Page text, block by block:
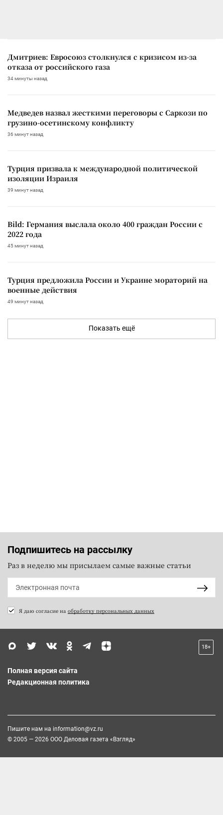
Дмитриев: Евросоюз столкнулся с кризисом из-за
отказа от российского газа
34 минуты назад
Медведев назвал жесткими переговоры с Саркози по
грузино-осетинскому конфликту
36 минут назад
Турция призвала к международной политической
изоляции Израиля
39 минут назад
Bild: Германия выслала около 400 граждан России с
2022 года
45 минут назад
Турция предложила России и Украине мораторий на
военные действия
49 минут назад
Показать ещё
Подпишитесь на рассылку
Раз в неделю мы присылаем самые важные статьи
Я даю согласие на обработку персональных данных
18+
Полная версия сайта
Редакционная политика
Пишите нам на information@vz.ru
© 2005 — 2026 ООО Деловая газета «Взгляд»